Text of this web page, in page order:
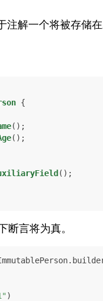
注解一个将被存储
{
() ;
() ;
() ;
断言将为真。
)